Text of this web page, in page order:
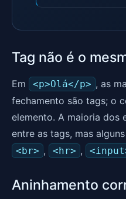
Tag não é o
Em <p>Olá</p> , as
fechamento são tags; o
elemento. A maioria dos
entre as tags, mas
<br> , <hr> ,
Aninhamento